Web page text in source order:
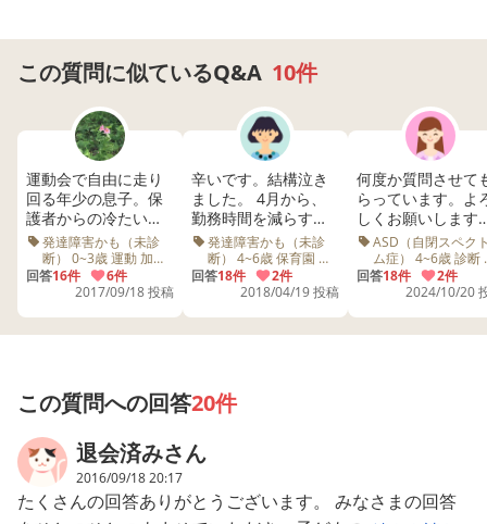
この質問に似ているQ&A 10件
運動会で自由に走り
回る年少の息子。保
護者からの冷たい視
線。加配の先生、見
ているだけ。辛い運
動会でした。自閉症
スペクトラム障がい
の疑いのある息子を
支える母。この子
発達障害かも（未診
断） 0~3歳 運動 加配
運動会 先生
回答16件
6件
2017/09/18 投稿
辛いです。結構泣き
ました。 4月から、
勤務時間を減らす
為、社員からパート
に切り替えました。
今は、前職の有休消
化中で、新しく勤務
するまで、産休のお
母さんと同じ時間帯
何かあるだろうと、
遅く預けて、早くお
良い状態かなと思っ
半ばから、勤務です
が、先生に、娘に疲
発達障害かも（未診
断） 4~6歳 保育園 先
生 仕事
回答18件
2件
2018/04/19 投稿
何度か質問させて
らっています。よ
しくお願いします
情緒面ASD幼稚園
長の女の子がいま
す。 運動会があり
した。 今年は練
も参加していて昨
のときよりは、ぐ
していました。 全体
リハーサルから、
ASD（自閉スペク
ム症） 4~6歳 診断
動 幼稚園 運動会
回答18件
2件
2024/10/20
この質問への回答20件
退会済みさん
2016/09/18 20:17
たくさんの回答ありがとうございます。 みなさまの回答